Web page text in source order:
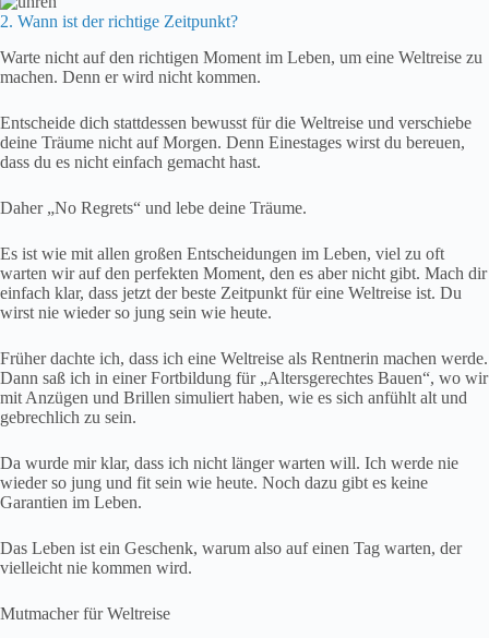
2. Wann ist der richtige Zeitpunkt?
Warte nicht auf den richtigen Moment im Leben, um eine Weltreise zu
machen. Denn er wird nicht kommen.
Entscheide dich stattdessen bewusst für die Weltreise und verschiebe
deine Träume nicht auf Morgen. Denn Einestages wirst du bereuen,
dass du es nicht einfach gemacht hast.
Daher „No Regrets“ und lebe deine Träume.
Es ist wie mit allen großen Entscheidungen im Leben, viel zu oft
warten wir auf den perfekten Moment, den es aber nicht gibt. Mach dir
einfach klar, dass jetzt der beste Zeitpunkt für eine Weltreise ist. Du
wirst nie wieder so jung sein wie heute.
Früher dachte ich, dass ich eine Weltreise als Rentnerin machen werde.
Dann saß ich in einer Fortbildung für „Altersgerechtes Bauen“, wo wir
mit Anzügen und Brillen simuliert haben, wie es sich anfühlt alt und
gebrechlich zu sein.
Da wurde mir klar, dass ich nicht länger warten will. Ich werde nie
wieder so jung und fit sein wie heute. Noch dazu gibt es keine
Garantien im Leben.
Das Leben ist ein Geschenk, warum also auf einen Tag warten, der
vielleicht nie kommen wird.
Mutmacher für Weltreise